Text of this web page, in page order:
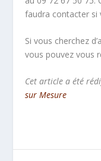
faudra contacter si
Si vous cherchez
vous pouvez vous
Cet article a été
sur Mesure